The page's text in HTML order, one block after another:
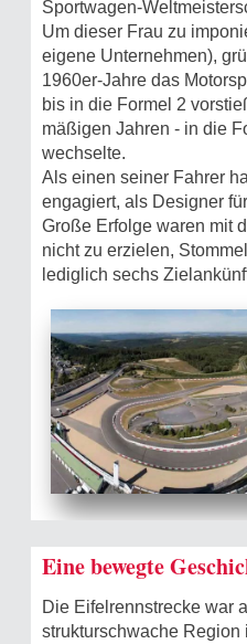
Sportwagen-
Um dieser Frau zu
eigene Unternehmen),
1960er-Jahre das
bis in die Formel 2
mäßigen Jahren - in die
wechselte.
Als einen seiner Fahrer
engagiert, als Designer
Große Erfolge waren mit
nicht zu erzielen,
lediglich sechs
Eine bewegte
Die Eifelrennstrecke war
strukturschwache